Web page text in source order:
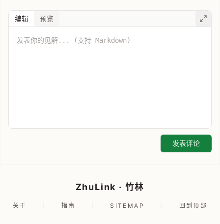
编辑 预览
发表评论
ZhuLink · 竹林
关于 指南 SITEMAP 回到顶部